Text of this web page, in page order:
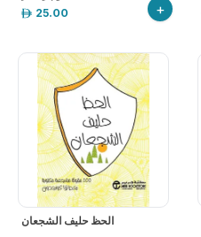
25.00
+
الحظ حليف الشجعان